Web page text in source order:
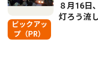
ピックアッ
プ（PR）
８月16
灯ろう流